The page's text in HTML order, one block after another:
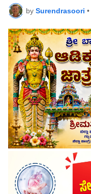
by Surendrasoori •